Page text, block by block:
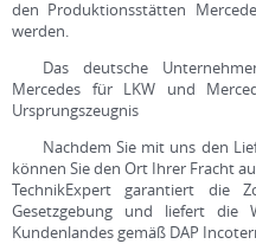
den Produktionsstätten
werden.
Das deutsche
Mercedes für LKW und
Ursprungszeugnis
Nachdem Sie mit uns den
können Sie den Ort Ihrer Fracht
TechnikExpert garantiert die
Gesetzgebung und liefert die
Kundenlandes gemäß DAP